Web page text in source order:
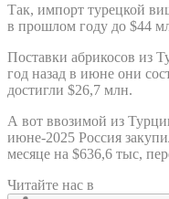
Так, импорт турецкой
в прошлом году до $44
Поставки абрикосов из
год назад в июне они
достигли $26,7 млн.
А вот ввозимой из
июне-2025 Россия
месяце на $636,6 тыс,
Читайте нас в